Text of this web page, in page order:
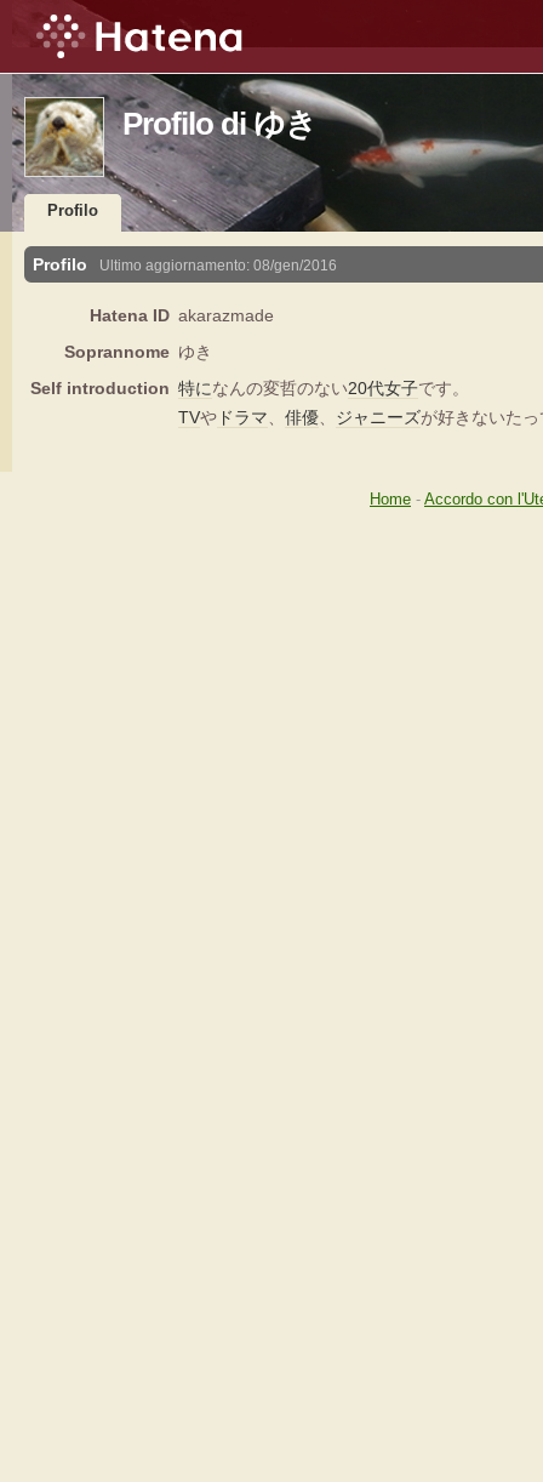
Profilo di ゆき
Profilo
Profilo Ultimo aggiornamento: 08/gen/2016
Hatena ID akarazmade
Soprannome ゆき
Self introduction 特になんの変哲のない20代女子です。
TVや ドラマ、 俳優、 ジャニーズが好きないたっ
Home - Accordo con